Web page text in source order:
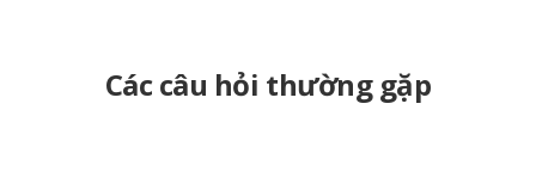
Các câu hỏi thường gặp